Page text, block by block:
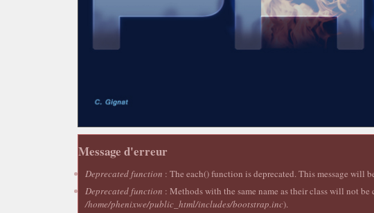
Message d'erreur
Deprecated function : The each() function is deprecated. This message will
Deprecated function : Methods with the same name as their class will not
/home/phenixwe/public_html/includes/bootstrap.inc).